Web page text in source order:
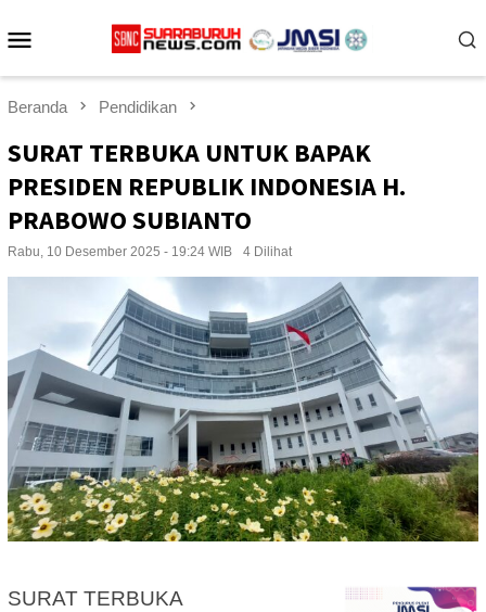
ke
Beranda Pendidikan
SURAT TERBUKA UNTUK BAPAK
PRESIDEN REPUBLIK INDONESIA H.
PRABOWO SUBIANTO
Rabu, 10 Desember 2025 - 19:24 WIB 4 Dilihat
SURAT TERBUKA